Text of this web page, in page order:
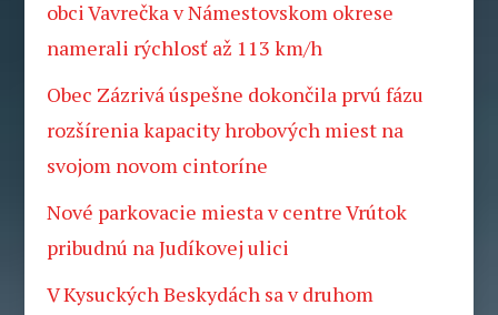
obci Vavrečka v Námestovskom okrese
namerali rýchlosť až 113 km/h
Obec Zázrivá úspešne dokončila prvú fázu
rozšírenia kapacity hrobových miest na
svojom novom cintoríne
Nové parkovacie miesta v centre Vrútok
pribudnú na Judíkovej ulici
V Kysuckých Beskydách sa v druhom